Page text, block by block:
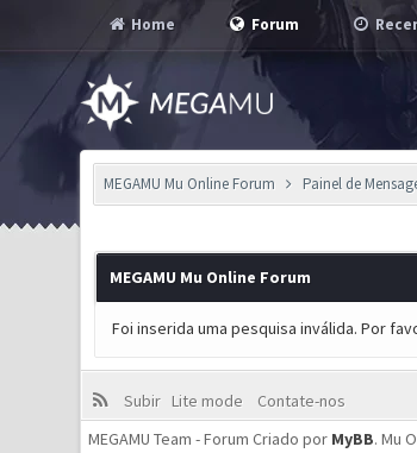
Home Forum
MEGAMU Mu Online Forum Painel de
MEGAMU Mu Online Forum
Foi inserida uma pesquisa inválida. Por
Subir Lite mode
Contate-nos
MEGAMU Team - Forum Criado por MyBB.Mu